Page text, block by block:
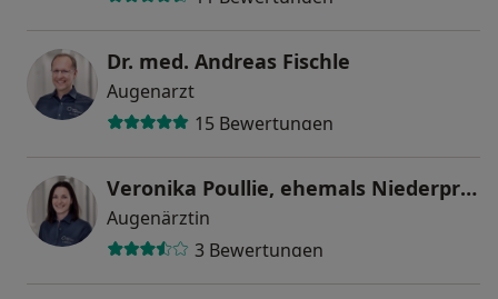
Dr. med. Andreas Fischle
Augenarzt
15 Bewertungen
Veronika Poullie, ehemals Niederprüm
Augenärztin
3 Bewertungen